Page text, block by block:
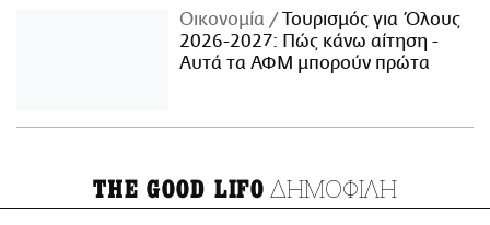
Οικονομία
Τουρισμός για Όλους
2026-2027: Πώς κάνω αίτηση -
Αυτά τα ΑΦΜ μπορούν πρώτα
THE GOOD LIFO ΔΗΜΟΦΙΛΗ